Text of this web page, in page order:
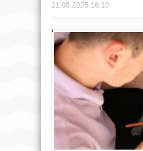
21.08.2025 16:10